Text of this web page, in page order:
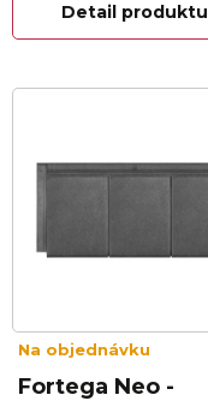
Detail produktu
Na objednávku
Fortega Neo -